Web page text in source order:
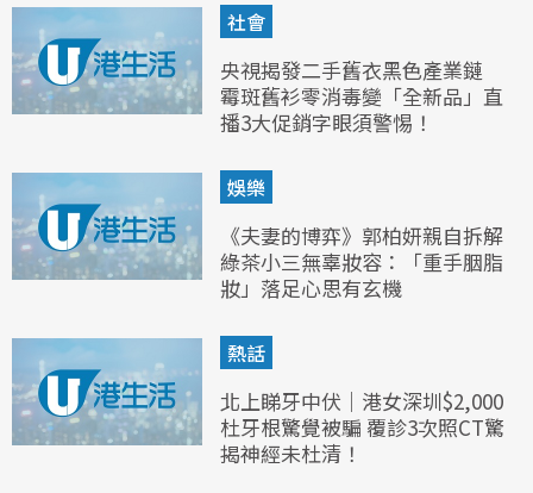
社會
央視揭發二手舊衣黑色產業鏈
霉斑舊衫零消毒變「全新品」直
播3大促銷字眼須警惕！
娛樂
《夫妻的博弈》郭柏妍親自拆解
綠茶小三無辜妝容：「重手胭脂
妝」落足心思有玄機
熱話
北上睇牙中伏｜港女深圳$2,000
杜牙根驚覺被騙 覆診3次照CT驚
揭神經未杜清！